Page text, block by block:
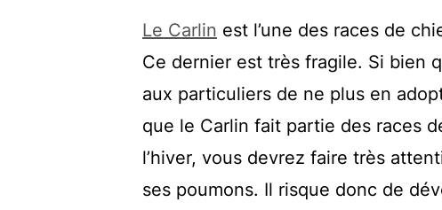
Le Carlin est l’une des races de
Ce dernier est très fragile. Si bien
aux particuliers de ne plus en
que le Carlin fait partie des races
l’hiver, vous devrez faire très
ses poumons. Il risque donc de